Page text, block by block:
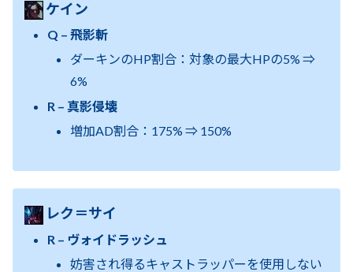
ケイン
Q – 飛影斬
ダーキンのHP割合：対象の最大HPの5% ⇒
6%
R – 真影侵壊
増加AD割合：175% ⇒ 150%
レク＝サイ
R – ヴォイドラッシュ
妨害され得るキャストラッパーを使用しない